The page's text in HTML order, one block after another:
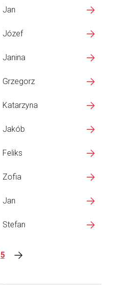
Jan
Józef
Janina
Grzegorz
Katarzyna
Jakób
Feliks
Zofia
Jan
Stefan
5